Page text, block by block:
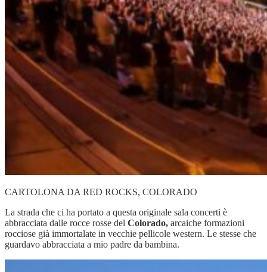
CARTOLONA DA RED ROCKS, COLORADO
La strada che ci ha portato a questa originale sala concerti è
abbracciata dalle rocce rosse del Colorado, arcaiche formazioni
rocciose già immortalate in vecchie pellicole western. Le stesse che
guardavo abbracciata a mio padre da bambina.